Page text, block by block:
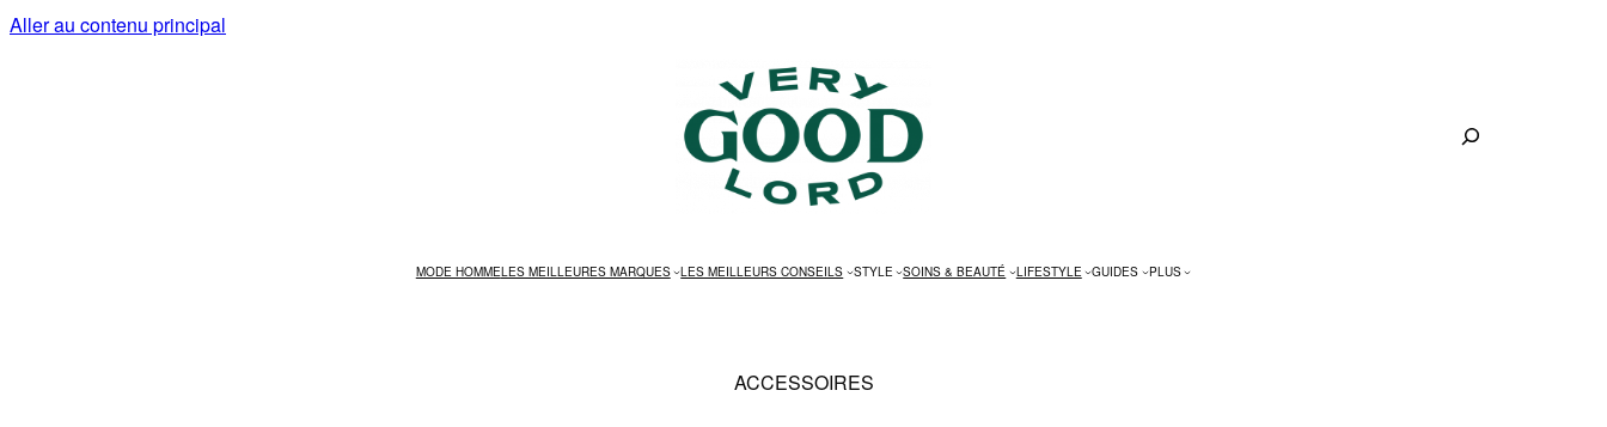
Aller au contenu principal
MODE HOMMELES MEILLEURES MARQUES LES MEILLEURS CONSEILS STYLE SOINS & BEAUTÉ LIFESTYLE GUIDES PLUS
ACCESSOIRES